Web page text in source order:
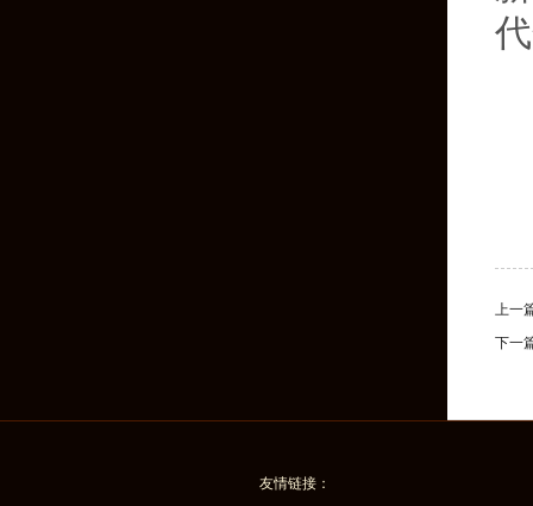
上一
下一
友情链接：